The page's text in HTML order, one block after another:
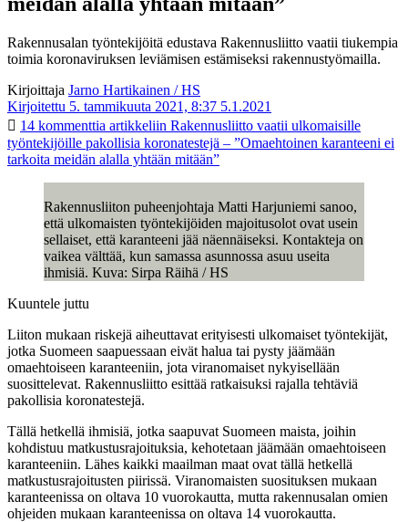
Rakennusalan työntekijöitä edustava Rakennusliitto vaatii tiukempia
toimia koronaviruksen leviämisen estämiseksi rakennustyömailla.
Kirjoittaja Jarno Hartikainen / HS
Kirjoitettu 5. tammikuuta 2021, 8:37 5.1.2021
14 kommenttia artikkeliin Rakennusliitto vaatii ulkomaisille
työntekijöille pakollisia koronatestejä – ”Omaehtoinen karanteeni ei
tarkoita meidän alalla yhtään mitään”
Rakennusliiton puheenjohtaja Matti Harjuniemi sanoo,
että ulkomaisten työntekijöiden majoitusolot ovat usein
sellaiset, että karanteeni jää näennäiseksi. Kontakteja on
vaikea välttää, kun samassa asunnossa asuu useita
ihmisiä. ­Kuva: Sirpa Räihä / HS
Kuuntele juttu
Liiton mukaan riskejä aiheuttavat erityisesti ulkomaiset työntekijät,
jotka Suomeen saapuessaan eivät halua tai pysty jäämään
omaehtoiseen karanteeniin, jota viranomaiset nykyisellään
suosittelevat. Rakennusliitto esittää ratkaisuksi rajalla tehtäviä
pakollisia koronatestejä.
Tällä hetkellä ihmisiä, jotka saapuvat Suomeen maista, joihin
kohdistuu matkustusrajoituksia, kehotetaan jäämään omaehtoiseen
karanteeniin. Lähes kaikki maailman maat ovat tällä hetkellä
matkustusrajoitusten piirissä. Viranomaisten suosituksen mukaan
karanteenissa on oltava 10 vuorokautta, mutta rakennusalan omien
ohjeiden mukaan karanteenissa on oltava 14 vuorokautta.